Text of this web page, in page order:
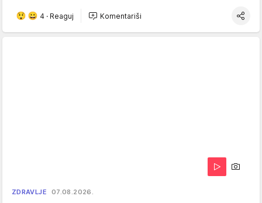
4 · Reaguj Komentariši
ZDRAVLJE 07.08.2026.